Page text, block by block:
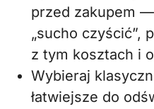
przed zakupem
„sucho czyścić”,
z tym kosztach i
Wybieraj
łatwiejsze do